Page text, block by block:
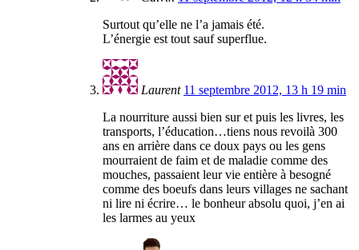
Surtout qu’elle ne l’a jamais été.
L’énergie est tout sauf superflue.
Laurent 11 septembre 2012, 13 h 19 min
La nourriture aussi bien sur et puis les livres, les
transports, l’éducation…tiens nous revoilà 300
ans en arrière dans ce doux pays ou les gens
mourraient de faim et de maladie comme des
mouches, passaient leur vie entière à besogné
comme des boeufs dans leurs villages ne sachant
ni lire ni écrire… le bonheur absolu quoi, j’en ai
les larmes au yeux